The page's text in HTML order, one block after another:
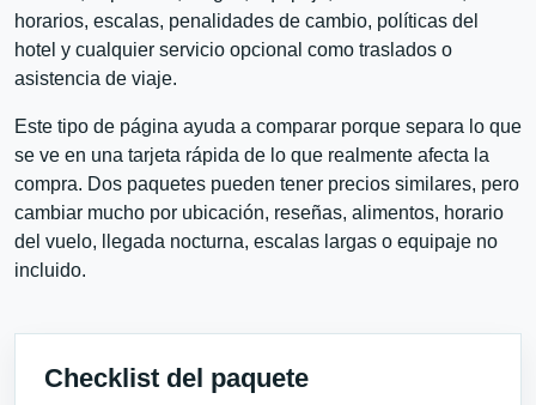
horarios, escalas, penalidades de cambio, políticas del
hotel y cualquier servicio opcional como traslados o
asistencia de viaje.
Este tipo de página ayuda a comparar porque separa lo que
se ve en una tarjeta rápida de lo que realmente afecta la
compra. Dos paquetes pueden tener precios similares, pero
cambiar mucho por ubicación, reseñas, alimentos, horario
del vuelo, llegada nocturna, escalas largas o equipaje no
incluido.
Checklist del paquete